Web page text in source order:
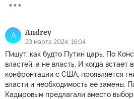
A Andrey
23 марта 2024, 16:04
Пишут, как будто Путин царь. По
властей, а не власть. И когда встает
конфронтации с США, проявляется
власти и необходимость ее замены.
Кадыровым предлагали вместо